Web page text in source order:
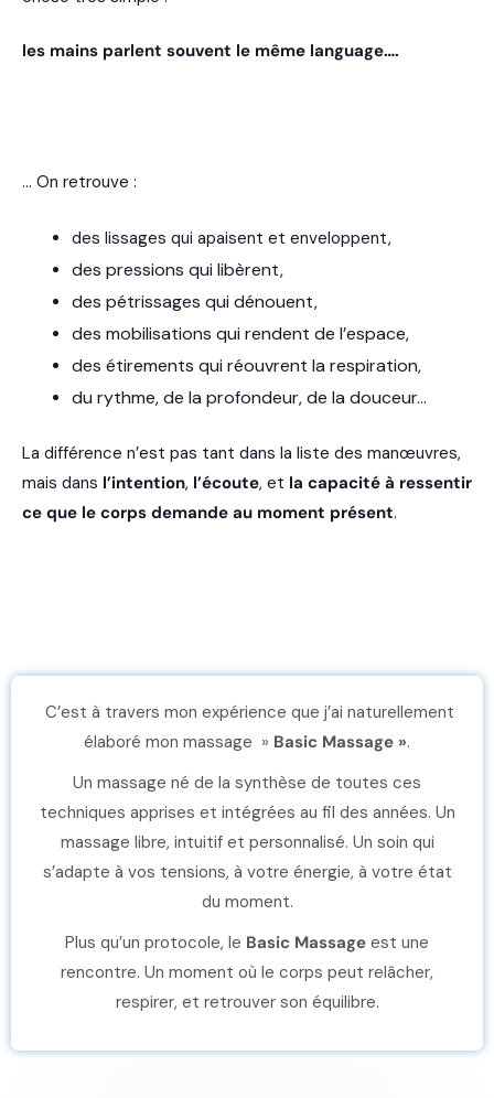
les mains parlent souvent le même language….
… On retrouve :
des lissages qui apaisent et enveloppent,
des pressions qui libèrent,
des pétrissages qui dénouent,
des mobilisations qui rendent de l’espace,
des étirements qui réouvrent la respiration,
du rythme, de la profondeur, de la douceur…
La différence n’est pas tant dans la liste des manœuvres,
mais dans l’intention, l’écoute, et la capacité à ressentir
ce que le corps demande au moment présent.
C’est à travers mon expérience que j’ai naturellement
élaboré mon massage » Basic Massage ».
Un massage né de la synthèse de toutes ces
techniques apprises et intégrées au fil des années. Un
massage libre, intuitif et personnalisé. Un soin qui
s’adapte à vos tensions, à votre énergie, à votre état
du moment.
Plus qu’un protocole, le Basic Massage est une
rencontre. Un moment où le corps peut relâcher,
respirer, et retrouver son équilibre.